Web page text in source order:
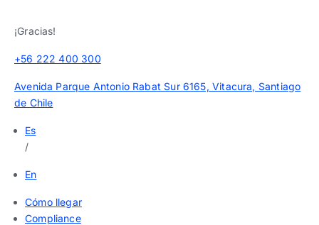
¡Gracias!
+56 222 400 300
Avenida Parque Antonio Rabat Sur 6165, Vitacura, Santiago
de Chile
Es
/
En
Cómo llegar
Compliance